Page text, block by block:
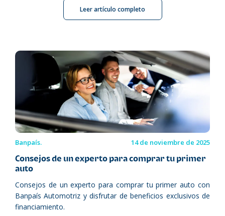
Leer artículo completo
Banpaís. 14 de noviembre de 2025
Consejos de un experto para comprar tu primer
auto
Consejos de un experto para comprar tu primer auto con
Banpaís Automotriz y disfrutar de beneficios exclusivos de
financiamiento.